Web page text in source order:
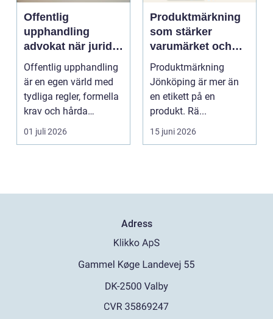
Offentlig
upphandling
advokat när juridik
möter affär
Offentlig upphandling
är en egen värld med
tydliga regler, formella
krav och hårda
tidsfrister. För ...
01 juli 2026
Produktmärkning
som stärker
varumärket och
underlättar
vardagen
Produktmärkning
Jönköping är mer än
en etikett på en
produkt. Rä...
15 juni 2026
Adress